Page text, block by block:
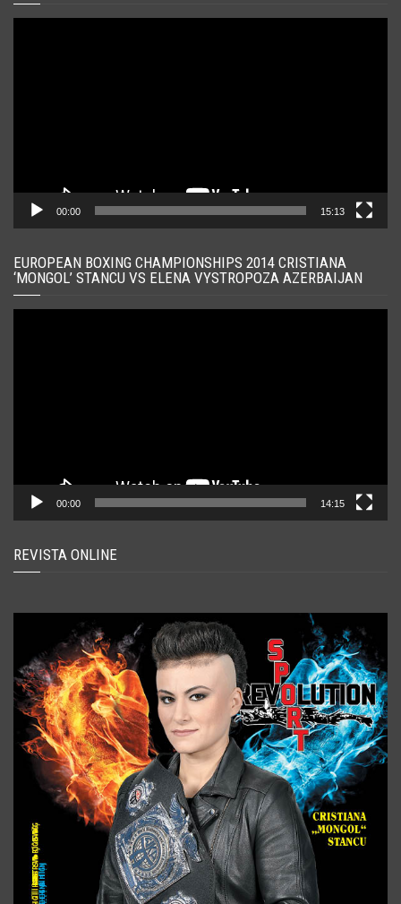
00:00 15:13
EUROPEAN BOXING CHAMPIONSHIPS 2014 CRISTIANA
‘MONGOL’ STANCU VS ELENA VYSTROPOZA AZERBAIJAN
00:00 14:15
REVISTA ONLINE